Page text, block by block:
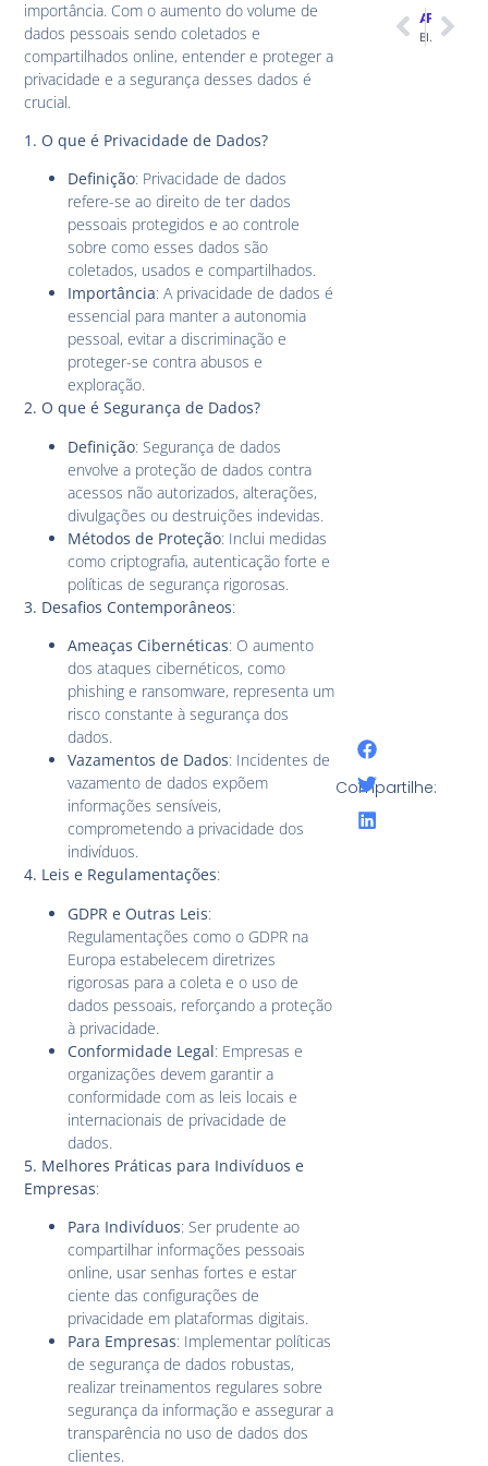
importância. Com o aumento do volume de
dados pessoais sendo coletados e
compartilhados online, entender e proteger a
privacidade e a segurança desses dados é
crucial.
1. O que é Privacidade de Dados?
Definição: Privacidade de dados
refere-se ao direito de ter dados
pessoais protegidos e ao controle
sobre como esses dados são
coletados, usados e compartilhados.
Importância: A privacidade de dados é
essencial para manter a autonomia
pessoal, evitar a discriminação e
proteger-se contra abusos e
exploração.
2. O que é Segurança de Dados?
Definição: Segurança de dados
envolve a proteção de dados contra
acessos não autorizados, alterações,
divulgações ou destruições indevidas.
Métodos de Proteção: Inclui medidas
como criptografia, autenticação forte e
políticas de segurança rigorosas.
3. Desafios Contemporâneos:
Ameaças Cibernéticas: O aumento
dos ataques cibernéticos, como
phishing e ransomware, representa um
risco constante à segurança dos
dados.
Vazamentos de Dados: Incidentes de
vazamento de dados expõem
informações sensíveis,
comprometendo a privacidade dos
indivíduos.
4. Leis e Regulamentações:
GDPR e Outras Leis:
Regulamentações como o GDPR na
Europa estabelecem diretrizes
rigorosas para a coleta e o uso de
dados pessoais, reforçando a proteção
à privacidade.
Conformidade Legal: Empresas e
organizações devem garantir a
conformidade com as leis locais e
internacionais de privacidade de
dados.
5. Melhores Práticas para Indivíduos e
Empresas:
Para Indivíduos: Ser prudente ao
compartilhar informações pessoais
online, usar senhas fortes e estar
ciente das configurações de
privacidade em plataformas digitais.
Para Empresas: Implementar políticas
de segurança de dados robustas,
realizar treinamentos regulares sobre
segurança da informação e assegurar a
transparência no uso de dados dos
clientes.
Compartilhe:
ANTERIOR
Big Data e Analytics em Telecom: Transformando Dados em Insights
PRÓXIMO
Impacto da IoT no Setor de Telecomunicações B2B: Uma Transformação do Mercado